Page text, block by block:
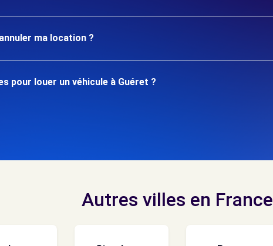
ma location ?
pour louer un véhicule à Guéret ?
Autres villes en France